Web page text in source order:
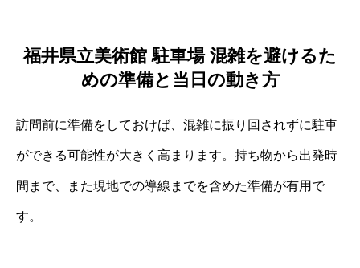
福井県立美術館 駐車場 混雑を避けるた
めの準備と当日の動き方
訪問前に準備をしておけば、混雑に振り回されずに駐車
ができる可能性が大きく高まります。持ち物から出発時
間まで、また現地での導線までを含めた準備が有用で
す。